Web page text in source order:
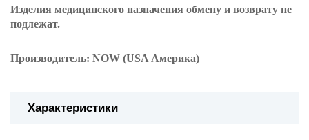
Изделия медицинского назначения обмену и возврату не
подлежат.
Производитель: NOW (USA Америка)
Характеристики